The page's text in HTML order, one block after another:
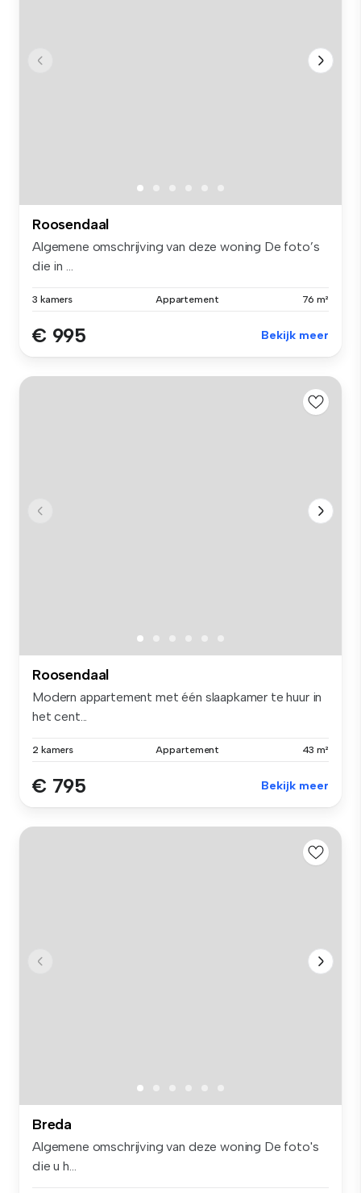
Roosendaal
Algemene omschrijving van deze woning De foto’s
die in ...
3 kamers Appartement 76 m²
€ 995 Bekijk meer
Roosendaal
Modern appartement met één slaapkamer te huur in
het cent...
2 kamers Appartement 43 m²
€ 795 Bekijk meer
Breda
Algemene omschrijving van deze woning De foto's
die u h...